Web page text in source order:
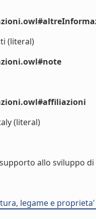
(literal)
(literal)
allo sviluppo
legame e